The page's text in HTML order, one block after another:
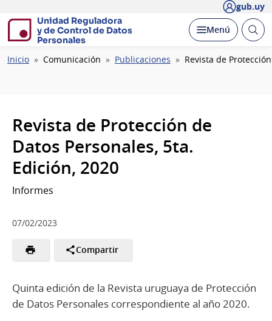
gub.uy
Unidad Reguladora
y de Control de Datos
Personales
Desplegar
Menú Abrir
Ruta
Inicio Comunicación Publicaciones Revista de
Revista de Protección de
Datos Personales, 5ta.
Edición, 2020
Informes
07/02/2023
Compartir
Quinta edición de la Revista uruguaya de Protección
de Datos Personales correspondiente al año 2020.